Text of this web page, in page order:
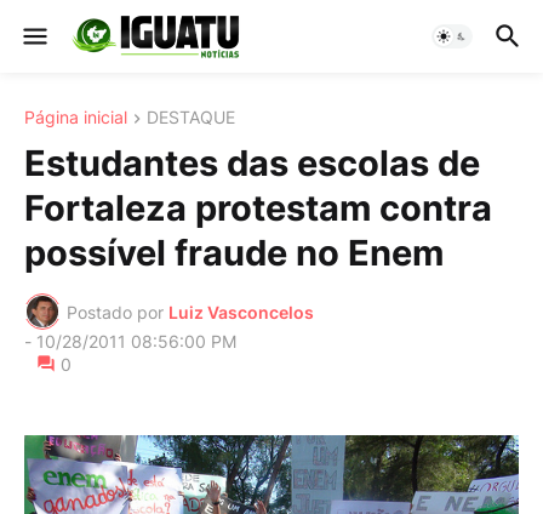
Página inicial DESTAQUE
Estudantes das escolas de
Fortaleza protestam contra
possível fraude no Enem
Postado por Luiz Vasconcelos
- 10/28/2011 08:56:00 PM
0